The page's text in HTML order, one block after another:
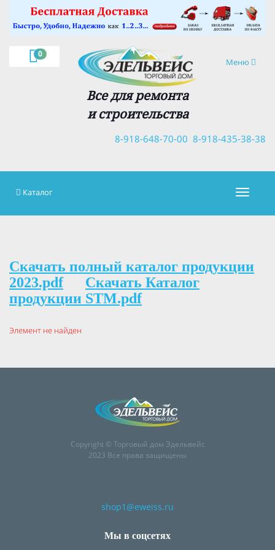
0
Навигация
Меню
Все для ремонта
и строительства
8-918-435-38-38
8-918-648-70-00
×
Каталог
Скачать полный каталог продукции
2023.pdf
Скачать Каталог
продукции STM.pdf
Элемент не найден
Copyright © Торговый дом Эдельвейс
2023 Все права защищены
shop1@eweiss.ru
Мы в соцсетях